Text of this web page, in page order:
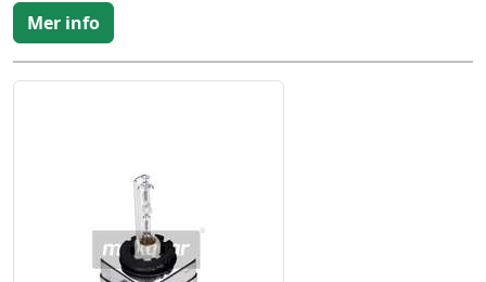
Mer info